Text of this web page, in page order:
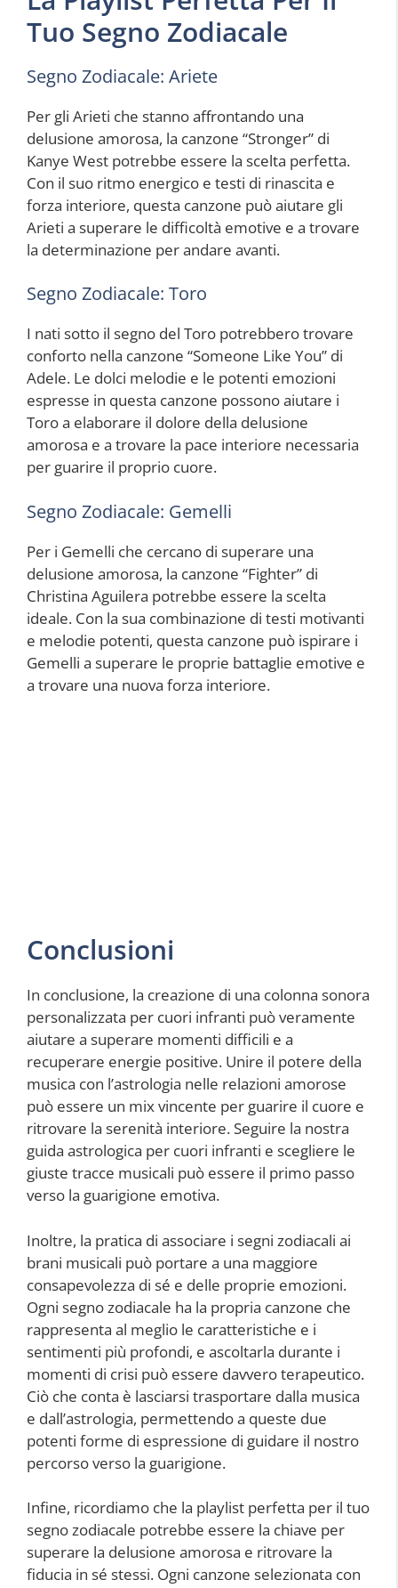
Tuo Segno Zodiacale
Segno Zodiacale: Ariete
Per gli Arieti che stanno affrontando una
delusione amorosa, la canzone “Stronger” di
Kanye West potrebbe essere la scelta perfetta.
Con il suo ritmo energico e testi di rinascita e
forza interiore, questa canzone può aiutare gli
Arieti a superare le difficoltà emotive e a trovare
la determinazione per andare avanti.
Segno Zodiacale: Toro
I nati sotto il segno del Toro potrebbero trovare
conforto nella canzone “Someone Like You” di
Adele. Le dolci melodie e le potenti emozioni
espresse in questa canzone possono aiutare i
Toro a elaborare il dolore della delusione
amorosa e a trovare la pace interiore necessaria
per guarire il proprio cuore.
Segno Zodiacale: Gemelli
Per i Gemelli che cercano di superare una
delusione amorosa, la canzone “Fighter” di
Christina Aguilera potrebbe essere la scelta
ideale. Con la sua combinazione di testi motivanti
e melodie potenti, questa canzone può ispirare i
Gemelli a superare le proprie battaglie emotive e
a trovare una nuova forza interiore.
Conclusioni
In conclusione, la creazione di una colonna sonora
personalizzata per cuori infranti può veramente
aiutare a superare momenti difficili e a
recuperare energie positive. Unire il potere della
musica con l’astrologia nelle relazioni amorose
può essere un mix vincente per guarire il cuore e
ritrovare la serenità interiore. Seguire la nostra
guida astrologica per cuori infranti e scegliere le
giuste tracce musicali può essere il primo passo
verso la guarigione emotiva.
Inoltre, la pratica di associare i segni zodiacali ai
brani musicali può portare a una maggiore
consapevolezza di sé e delle proprie emozioni.
Ogni segno zodiacale ha la propria canzone che
rappresenta al meglio le caratteristiche e i
sentimenti più profondi, e ascoltarla durante i
momenti di crisi può essere davvero terapeutico.
Ciò che conta è lasciarsi trasportare dalla musica
e dall’astrologia, permettendo a queste due
potenti forme di espressione di guidare il nostro
percorso verso la guarigione.
Infine, ricordiamo che la playlist perfetta per il tuo
segno zodiacale potrebbe essere la chiave per
superare la delusione amorosa e ritrovare la
fiducia in sé stessi. Ogni canzone selezionata con